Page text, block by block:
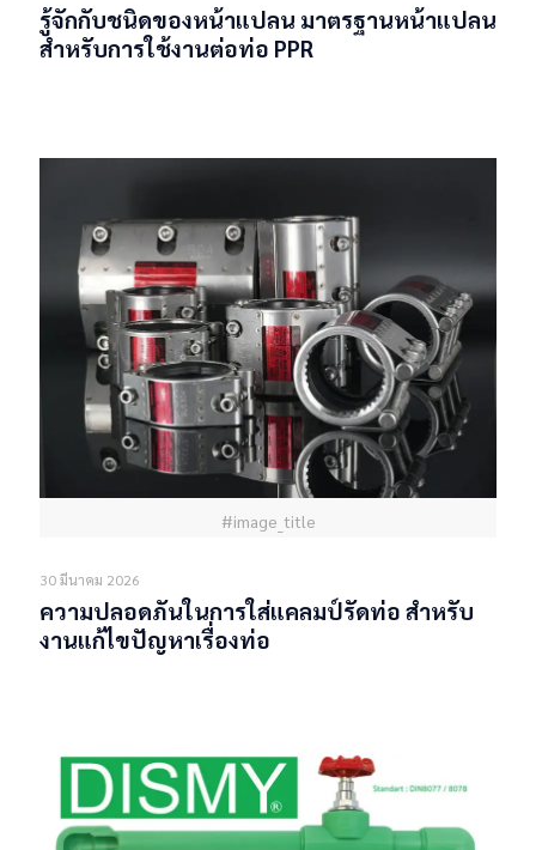
รู้จักกับชนิดของหน้าแปลน มาตรฐานหน้าแปลน
สำหรับการใช้งานต่อท่อ PPR
#image_title
30 มีนาคม 2026
ความปลอดภันในการใส่แคลมป์รัดท่อ สำหรับ
งานแก้ไขปัญหาเรื่องท่อ